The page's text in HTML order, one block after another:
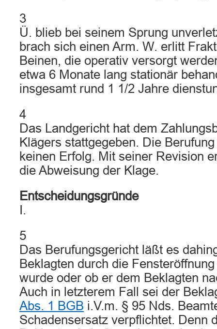
3
Ü. blieb bei seinem Sprung
brach sich einen Arm. W. erlitt
Beinen, die operativ versorgt
etwa 6 Monate lang stationär
insgesamt rund 1 1/2 Jahre
4
Das Landgericht hat dem
Klägers stattgegeben. Die
keinen Erfolg. Mit seiner Revision
die Abweisung der Klage.
Entscheidungsgründe
I.
5
Das Berufungsgericht läßt es
Beklagten durch die
wurde oder ob er dem Beklagten
Auch in letzterem Fall sei der
Abs. 1 BGB i.V.m. § 95 Nds.
Schadensersatz verpflichtet. Denn